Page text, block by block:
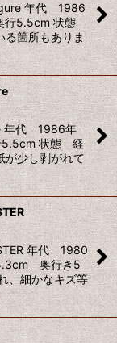
年代 1986
5.5cm 状態
る箇所もありま
年代 1986年
状態 経
が少し剥がれて
年代 1980
奥行き5
、細かなキズ等